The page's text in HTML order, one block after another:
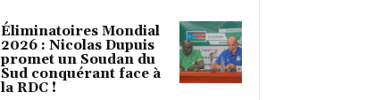
Éliminatoires Mondial
2026 : Nicolas Dupuis
promet un Soudan du
Sud conquérant face à
la RDC !